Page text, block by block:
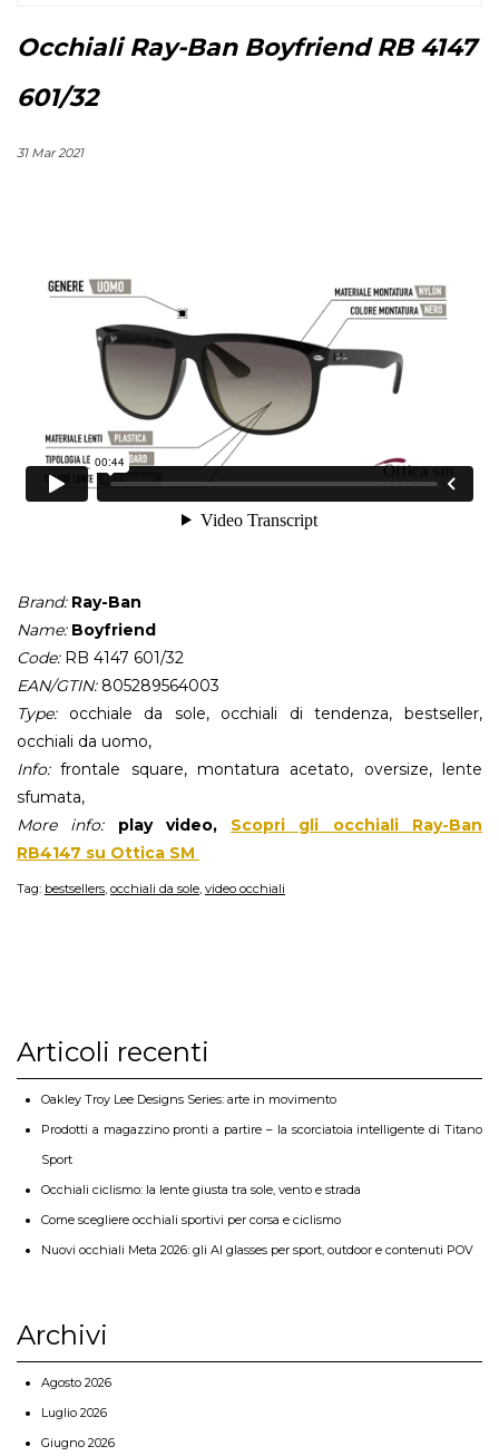
Occhiali Ray-Ban Boyfriend RB 4147
601/32
31 Mar 2021
Brand:Ray-Ban
Name:Boyfriend
Code:RB 4147 601/32
EAN/GTIN:805289564003
Type:occhiale da sole, occhiali di tendenza, bestseller,
occhiali da uomo,
Info:frontale square, montatura acetato, oversize, lente
sfumata,
More info:play video, Scopri gli occhiali Ray-Ban
RB4147 su Ottica SM
Tag: bestsellers, occhiali da sole, video occhiali
Articoli recenti
Oakley Troy Lee Designs Series: arte in movimento
Prodotti a magazzino pronti a partire – la scorciatoia intelligente di Titano
Sport
Occhiali ciclismo: la lente giusta tra sole, vento e strada
Come scegliere occhiali sportivi per corsa e ciclismo
Nuovi occhiali Meta 2026: gli AI glasses per sport, outdoor e contenuti POV
Archivi
Agosto 2026
Luglio 2026
Giugno 2026